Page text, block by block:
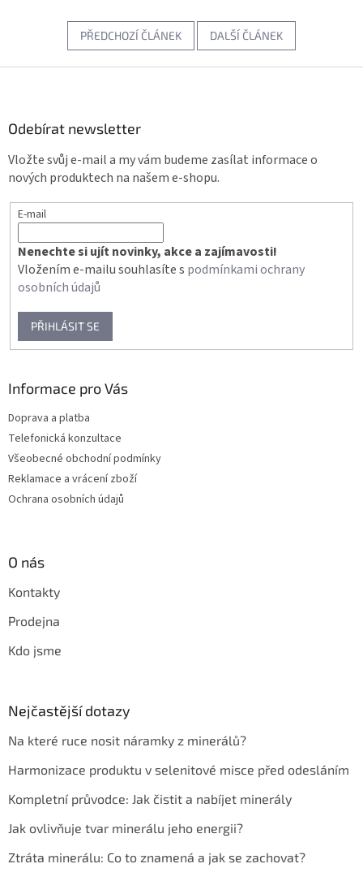
PŘEDCHOZÍ ČLÁNEK DALŠÍ ČLÁNEK
Odebírat newsletter
Vložte svůj e-mail a my vám budeme zasílat informace o
nových produktech na našem e-shopu.
E-mail
Nenechte si ujít novinky, akce a zajímavosti!
Vložením e-mailu souhlasíte s podmínkami ochrany
osobních údajů
PŘIHLÁSIT SE
Informace pro Vás
Doprava a platba
Telefonická konzultace
Všeobecné obchodní podmínky
Reklamace a vrácení zboží
Ochrana osobních údajů
O nás
Kontakty
Prodejna
Kdo jsme
Nejčastější dotazy
Na které ruce nosit náramky z minerálů?
Harmonizace produktu v selenitové misce před odesláním
Kompletní průvodce: Jak čistit a nabíjet minerály
Jak ovlivňuje tvar minerálu jeho energii?
Ztráta minerálu: Co to znamená a jak se zachovat?